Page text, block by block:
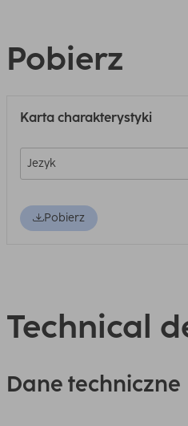
Pobierz
Karta charakterystyki
Pobierz
Technical
Dane techniczne